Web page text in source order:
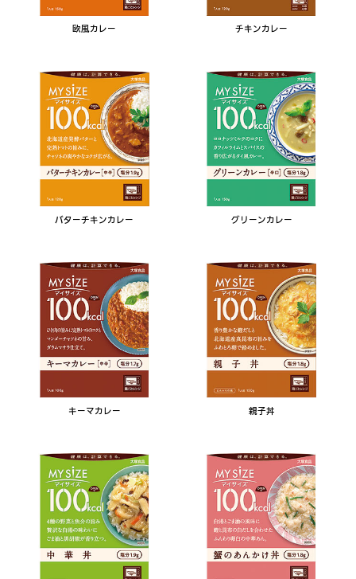
欧風カレー チキンカレー
バターチキンカレー グリーンカレー
キーマカレー 親子丼